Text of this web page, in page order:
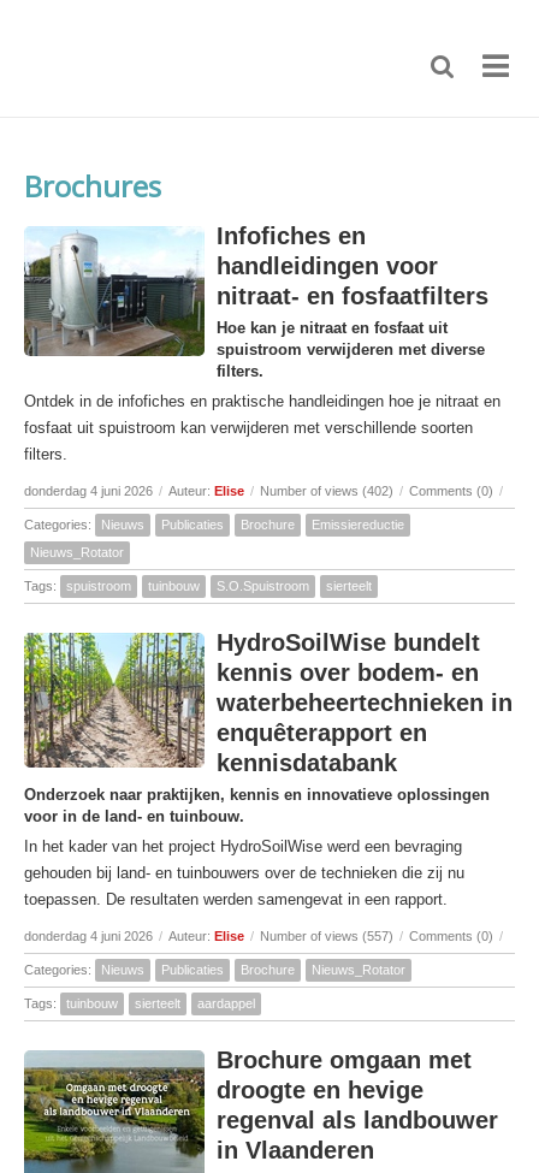
Brochures
Infofiches en
handleidingen voor
nitraat- en fosfaatfilters
Hoe kan je nitraat en fosfaat uit
spuistroom verwijderen met diverse
filters.
Ontdek in de infofiches en praktische handleidingen hoe je nitraat en
fosfaat uit spuistroom kan verwijderen met verschillende soorten
filters.
donderdag 4 juni 2026 / Auteur: Elise / Number of views (402) / Comments (0) /
Categories: Nieuws Publicaties Brochure
Emissiereductie
Nieuws_Rotator
Tags: spuistroom tuinbouw S.O.Spuistroom sierteelt
HydroSoilWise bundelt
kennis over bodem- en
waterbeheertechnieken in
enquêterapport en
kennisdatabank
Onderzoek naar praktijken, kennis en innovatieve oplossingen
voor in de land- en tuinbouw.
In het kader van het project HydroSoilWise werd een bevraging
gehouden bij land- en tuinbouwers over de technieken die zij nu
toepassen. De resultaten werden samengevat in een rapport.
donderdag 4 juni 2026 / Auteur: Elise / Number of views (557) / Comments (0) /
Categories: Nieuws Publicaties Brochure Nieuws_Rotator
Tags: tuinbouw sierteelt aardappel
Brochure omgaan met
droogte en hevige
regenval als landbouwer
in Vlaanderen